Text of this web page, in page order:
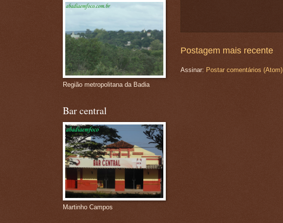
Postagem mais recente
Assinar: Postar comentários (Atom)
Região metropolitana da Badia
Bar central
Martinho Campos